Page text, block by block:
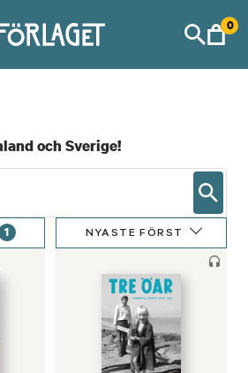
0
och Sverige!
1 NYASTE FÖRST